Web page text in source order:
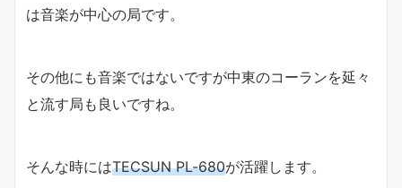
は音楽が中心の局です。
その他にも音楽ではないですが中東のコーランを延々
と流す局も良いですね。
そんな時にはTECSUN PL-680が活躍します。